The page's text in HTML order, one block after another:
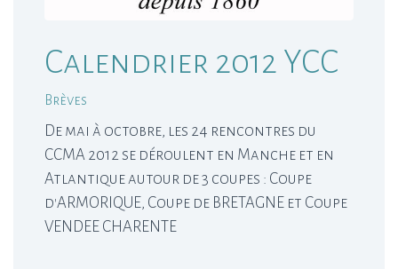
Calendrier 2012 YCC
Brèves
De mai à octobre, les 24 rencontres du
CCMA 2012 se déroulent en Manche et en
Atlantique autour de 3 coupes : Coupe
d'ARMORIQUE, Coupe de BRETAGNE et Coupe
VENDEE CHARENTE